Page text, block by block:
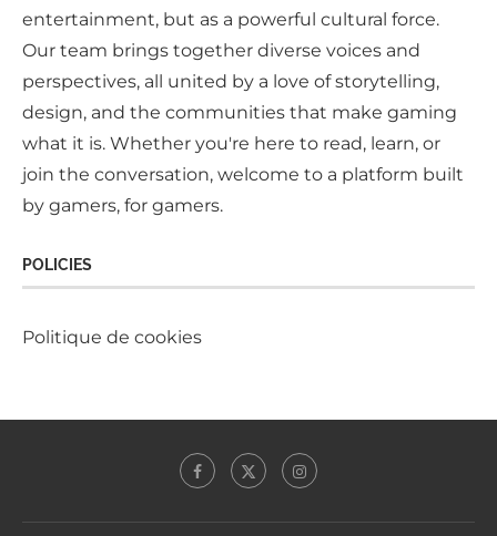
entertainment, but as a powerful cultural force.
Our team brings together diverse voices and
perspectives, all united by a love of storytelling,
design, and the communities that make gaming
what it is. Whether you're here to read, learn, or
join the conversation, welcome to a platform built
by gamers, for gamers.
POLICIES
Politique de cookies